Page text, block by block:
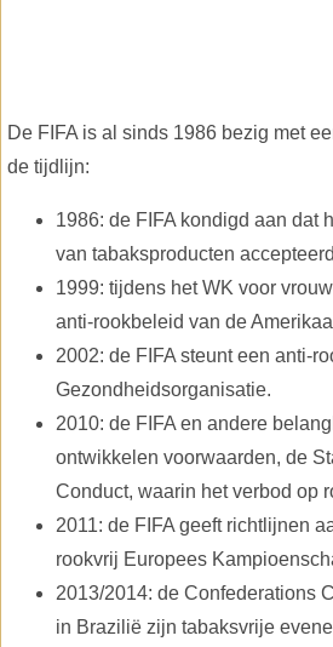
De FIFA is al sinds 1986 bezig met
de tijdlijn:
1986: de FIFA kondigd aan dat
van tabaksproducten
1999: tijdens het WK voor
anti-rookbeleid van de
2002: de FIFA steunt een anti-
Gezondheidsorganisatie.
2010: de FIFA en andere
ontwikkelen voorwaarden, de
Conduct, waarin het verbod op
2011: de FIFA geeft richtlijnen
rookvrij Europees
2013/2014: de Confederations
in Brazilië zijn tabaksvrije